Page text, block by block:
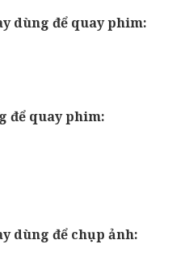
dùng để quay phim:
để quay phim:
dùng để chụp ảnh: